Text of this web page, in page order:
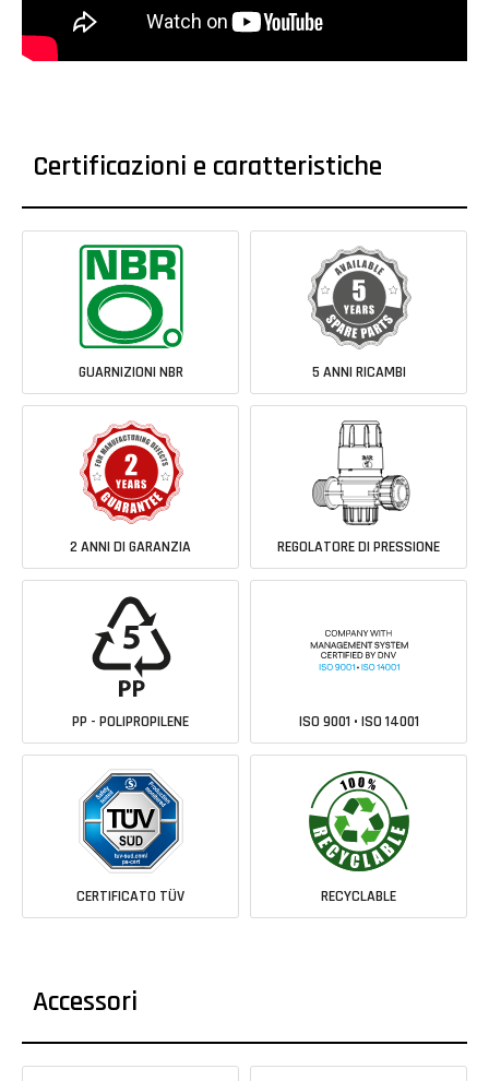
Certificazioni e caratteristiche
GUARNIZIONI NBR 5 ANNI RICAMBI
2 ANNI DI GARANZIA REGOLATORE DI PRESSIONE
PP - POLIPROPILENE ISO 9001 • ISO 14001
CERTIFICATO TÜV RECYCLABLE
Accessori